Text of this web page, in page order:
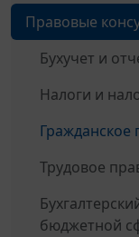
Правовые
Бухучет и
Налоги и
Гражданское
Трудовое
бюджетной